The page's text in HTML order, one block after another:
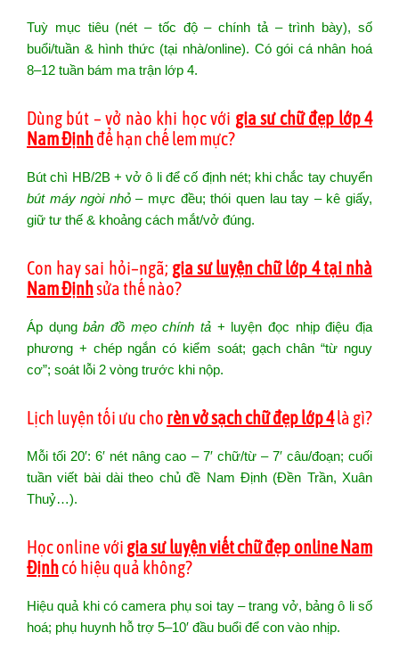
Tuỳ mục tiêu (nét – tốc độ – chính tả – trình bày), số
buổi/tuần & hình thức (tại nhà/online). Có gói cá nhân hoá
8–12 tuần bám ma trận lớp 4.
Dùng bút – vở nào khi học với gia sư chữ đẹp lớp 4
Nam Địnhđể hạn chế lem mực?
Bút chì HB/2B + vở ô li để cố định nét; khi chắc tay chuyển
bút máy ngòi nhỏ– mực đều; thói quen lau tay – kê giấy,
giữ tư thế & khoảng cách mắt/vở đúng.
Con hay sai hỏi–ngã; gia sư luyện chữ lớp 4 tại nhà
Nam Địnhsửa thế nào?
Áp dụngbản đồ mẹo chính tả + luyện đọc nhịp điệu địa
phương + chép ngắn có kiểm soát; gạch chân “từ nguy
cơ”; soát lỗi 2 vòng trước khi nộp.
Lịch luyện tối ưu cho rèn vở sạch chữ đẹp lớp 4là gì?
Mỗi tối 20′: 6′ nét nâng cao – 7′ chữ/từ – 7′ câu/đoạn; cuối
tuần viết bài dài theo chủ đề Nam Định (Đền Trần, Xuân
Thuỷ…).
Học online với gia sư luyện viết chữ đẹp online Nam
Địnhcó hiệu quả không?
Hiệu quả khi có camera phụ soi tay – trang vở, bảng ô li số
hoá; phụ huynh hỗ trợ 5–10′ đầu buổi để con vào nhịp.